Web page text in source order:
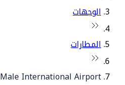
الوجهات
المطارات
Male International Airport